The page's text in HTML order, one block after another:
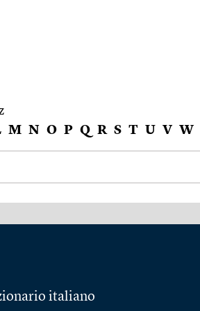
M N O P Q R S T U V W
italiano